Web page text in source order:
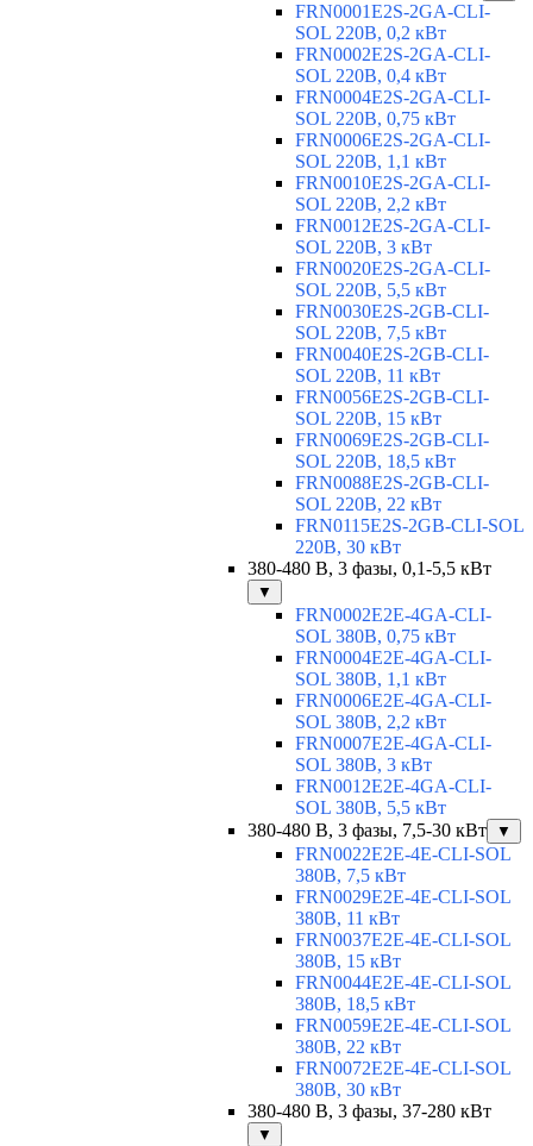
FRN0001E2S-2GA-CLI-
SOL 220В, 0,2 кВт
FRN0002E2S-2GA-CLI-
SOL 220В, 0,4 кВт
FRN0004E2S-2GA-CLI-
SOL 220В, 0,75 кВт
FRN0006E2S-2GA-CLI-
SOL 220В, 1,1 кВт
FRN0010E2S-2GA-CLI-
SOL 220В, 2,2 кВт
FRN0012E2S-2GA-CLI-
SOL 220В, 3 кВт
FRN0020E2S-2GA-CLI-
SOL 220В, 5,5 кВт
FRN0030E2S-2GB-CLI-
SOL 220В, 7,5 кВт
FRN0040E2S-2GB-CLI-
SOL 220В, 11 кВт
FRN0056E2S-2GB-CLI-
SOL 220В, 15 кВт
FRN0069E2S-2GB-CLI-
SOL 220В, 18,5 кВт
FRN0088E2S-2GB-CLI-
SOL 220В, 22 кВт
FRN0115E2S-2GB-CLI-SOL
220В, 30 кВт
380-480 В, 3 фазы, 0,1-5,5 кВт
▼
FRN0002E2E-4GA-CLI-
SOL 380В, 0,75 кВт
FRN0004E2E-4GA-CLI-
SOL 380В, 1,1 кВт
FRN0006E2E-4GA-CLI-
SOL 380В, 2,2 кВт
FRN0007E2E-4GA-CLI-
SOL 380В, 3 кВт
FRN0012E2E-4GA-CLI-
SOL 380В, 5,5 кВт
380-480 В, 3 фазы, 7,5-30 кВт
▼
FRN0022E2E-4E-CLI-SOL
380В, 7,5 кВт
FRN0029E2E-4E-CLI-SOL
380В, 11 кВт
FRN0037E2E-4E-CLI-SOL
380В, 15 кВт
FRN0044E2E-4E-CLI-SOL
380В, 18,5 кВт
FRN0059E2E-4E-CLI-SOL
380В, 22 кВт
FRN0072E2E-4E-CLI-SOL
380В, 30 кВт
380-480 В, 3 фазы, 37-280 кВт
▼